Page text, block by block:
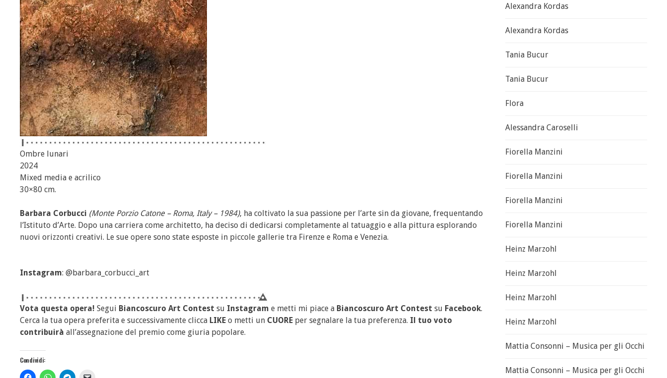
Ombre lunari
2024
Mixed media e acrilico
30×80 cm.
Barbara Corbucci (Monte Porzio Catone – Roma, Italy – 1984), ha coltivato la sua passione per l’arte sin da giovane, frequentando
l’Istituto d’Arte. Dopo una carriera come architetto, ha deciso di dedicarsi completamente al tatuaggio e alla pittura esplorando
nuovi orizzonti creativi. Le sue opere sono state esposte in piccole gallerie tra Firenze e Roma e Venezia.
Instagram: @barbara_corbucci_art
Vota questa opera! Segui Biancoscuro Art Contest su Instagram e metti mi piace a Biancoscuro Art Contest su Facebook.
Cerca la tua opera preferita e successivamente clicca LIKE o metti un CUORE per segnalare la tua preferenza. Il tuo voto
contribuirà all’assegnazione del premio come giuria popolare.
Condividi:
Alexandra Kordas
Alexandra Kordas
Tania Bucur
Tania Bucur
Flora
Alessandra Caroselli
Fiorella Manzini
Fiorella Manzini
Fiorella Manzini
Fiorella Manzini
Heinz Marzohl
Heinz Marzohl
Heinz Marzohl
Heinz Marzohl
Mattia Consonni – Musica per gli Occhi
Mattia Consonni – Musica per gli Occhi